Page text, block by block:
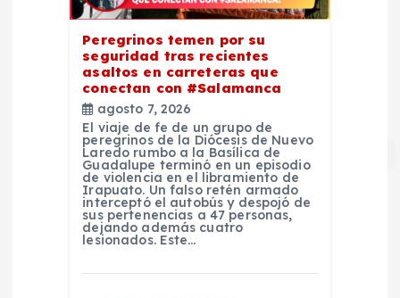
Peregrinos temen por su
seguridad tras recientes
asaltos en carreteras que
conectan con #Salamanca
agosto 7, 2026
El viaje de fe de un grupo de
peregrinos de la Diócesis de Nuevo
Laredo rumbo a la Basílica de
Guadalupe terminó en un episodio
de violencia en el libramiento de
Irapuato. Un falso retén armado
interceptó el autobús y despojó de
sus pertenencias a 47 personas,
dejando además cuatro
lesionados. Este…